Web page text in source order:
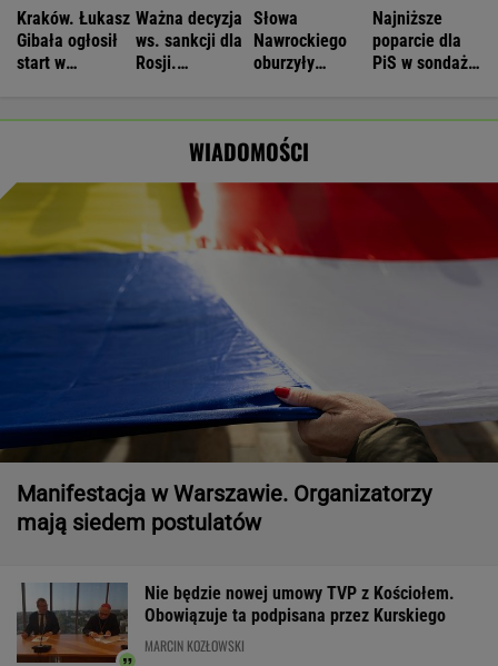
Kraków. Łukasz
Gibała ogłosił
start w
Ważna decyzja
ws. sankcji dla
Rosji.
Słowa
Nawrockiego
oburzyły
Najniższe
poparcie dla
PiS w sondażu
WIADOMOŚCI
Manifestacja w Warszawie. Organizatorzy
mają siedem postulatów
Nie będzie nowej umowy TVP z Kościołem.
Obowiązuje ta podpisana przez Kurskiego
MARCIN KOZŁOWSKI